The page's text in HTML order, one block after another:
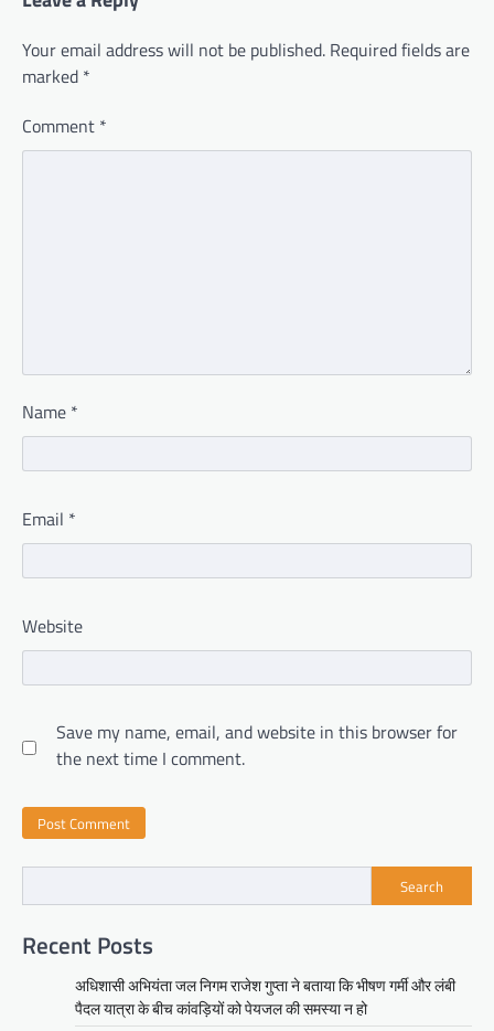
Your email address will not be published. Required fields are
marked *
Comment *
Name *
Email *
Website
Save my name, email, and website in this browser for
the next time I comment.
Search
Recent Posts
अधिशासी अभियंता जल निगम राजेश गुप्ता ने बताया कि भीषण गर्मी और लंबी
पैदल यात्रा के बीच कांवड़ियों को पेयजल की समस्या न हो